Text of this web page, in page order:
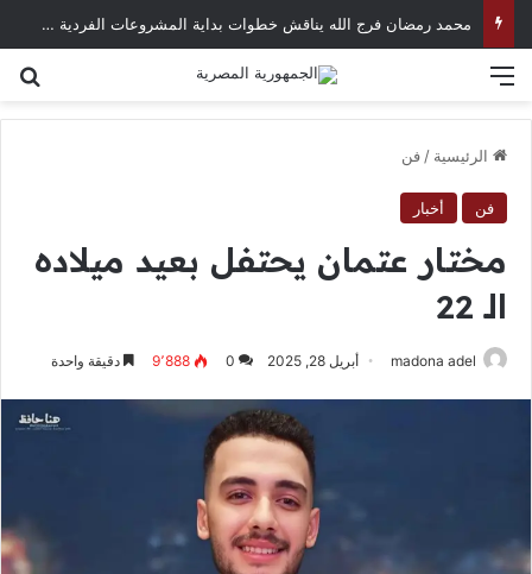
محمد رمضان فرج الله يناقش خطوات بداية المشروعات الفردية في العصر الرقمي
الرئيسية / فن
فن أخبار
مختار عتمان يحتفل بعيد ميلاده
الـ 22
madona adel أبريل 28, 2025 0 9٬888 دقيقة واحدة